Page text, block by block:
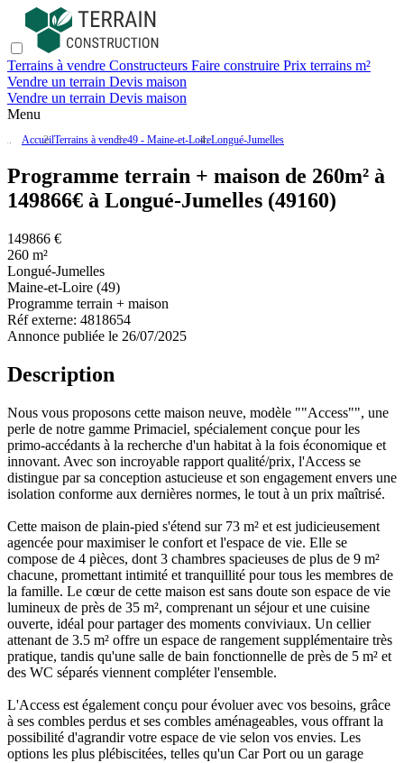
Terrains à vendre Constructeurs Faire construire Prix terrains m²
Vendre un terrain Devis maison
Vendre un terrain Devis maison
Menu
AccueilTerrains à vendre49 - Maine-et-LoireLongué-Jumelles
Programme terrain + maison de 260m² à
149866€ à Longué-Jumelles (49160)
149866 €
260 m²
Longué-Jumelles
Maine-et-Loire (49)
Programme terrain + maison
Réf externe: 4818654
Annonce publiée le 26/07/2025
Description
Nous vous proposons cette maison neuve, modèle ""Access"", une
perle de notre gamme Primaciel, spécialement conçue pour les
primo-accédants à la recherche d'un habitat à la fois économique et
innovant. Avec son incroyable rapport qualité/prix, l'Access se
distingue par sa conception astucieuse et son engagement envers une
isolation conforme aux dernières normes, le tout à un prix maîtrisé.
Cette maison de plain-pied s'étend sur 73 m² et est judicieusement
agencée pour maximiser le confort et l'espace de vie. Elle se
compose de 4 pièces, dont 3 chambres spacieuses de plus de 9 m²
chacune, promettant intimité et tranquillité pour tous les membres de
la famille. Le cœur de cette maison est sans doute son espace de vie
lumineux de près de 35 m², comprenant un séjour et une cuisine
ouverte, idéal pour partager des moments conviviaux. Un cellier
attenant de 3.5 m² offre un espace de rangement supplémentaire très
pratique, tandis qu'une salle de bain fonctionnelle de près de 5 m² et
des WC séparés viennent compléter l'ensemble.
L'Access est également conçu pour évoluer avec vos besoins, grâce
à ses combles perdus et ses combles aménageables, vous offrant la
possibilité d'agrandir votre espace de vie selon vos envies. Les
options les plus plébiscitées, telles qu'un Car Port ou un garage